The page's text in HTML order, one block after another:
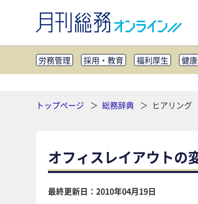
労務管理 採用・教育 福利厚生 健
知財管理
リスクマネジメント・BCP
トップページ
総務辞典 ヒアリング
オフィスレイアウトの
最終更新日：2010年04月19日